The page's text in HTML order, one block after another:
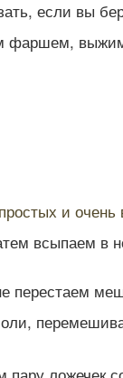
если вы
фаршем,
и очень
всыпаем в